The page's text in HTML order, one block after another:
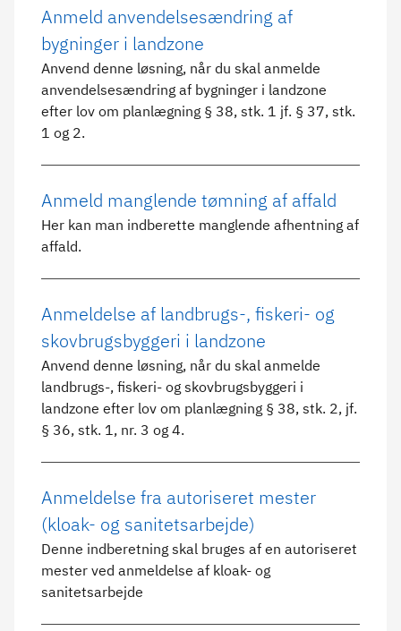
Anmeld anvendelsesændring af
bygninger i landzone
Anvend denne løsning, når du skal anmelde
anvendelsesændring af bygninger i landzone
efter lov om planlægning § 38, stk. 1 jf. § 37, stk.
1 og 2.
Anmeld manglende tømning af affald
Her kan man indberette manglende afhentning af
affald.
Anmeldelse af landbrugs-, fiskeri- og
skovbrugsbyggeri i landzone
Anvend denne løsning, når du skal anmelde
landbrugs-, fiskeri- og skovbrugsbyggeri i
landzone efter lov om planlægning § 38, stk. 2, jf.
§ 36, stk. 1, nr. 3 og 4.
Anmeldelse fra autoriseret mester
(kloak- og sanitetsarbejde)
Denne indberetning skal bruges af en autoriseret
mester ved anmeldelse af kloak- og
sanitetsarbejde